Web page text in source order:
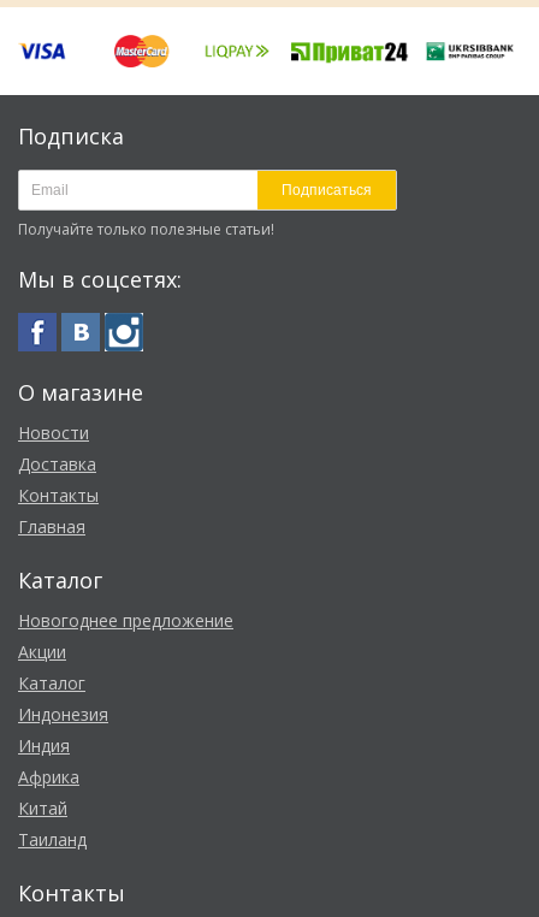
Подписка
Подписаться
Получайте только полезные статьи!
Мы в соцсетях:
О магазине
Новости
Доставка
Контакты
Главная
Каталог
Новогоднее предложение
Акции
Каталог
Индонезия
Индия
Африка
Китай
Таиланд
Контакты